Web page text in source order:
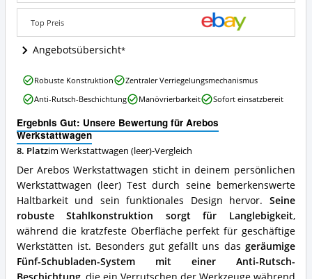
dieser
Werkstattwagen
(leer)
erhältlich?
Top Preis
Angebotsübersicht
Ergebnis Gut: Unsere Bewertung für Arebos
Werkstattwagen
8. Platzim Werkstattwagen (leer)-Vergleich
Der Arebos Werkstattwagen sticht in deinem persönlichen
Werkstattwagen (leer) Test durch seine bemerkenswerte
Haltbarkeit und sein funktionales Design hervor. Seine
robuste Stahlkonstruktion sorgt für Langlebigkeit,
während die kratzfeste Oberfläche perfekt für geschäftige
Werkstätten ist. Besonders gut gefällt uns das geräumige
Fünf-Schubladen-System mit einer Anti-Rutsch-
Arebos
Werkstattwagen
Vorteile:
spricht
für
diesen
Werkstattwagen
(leer)?
Robuste Konstruktion
Zentraler Verriegelungsmechanismus
Anti-Rutsch-Beschichtung
Manövrierbarkeit Sofort einsatzbereit